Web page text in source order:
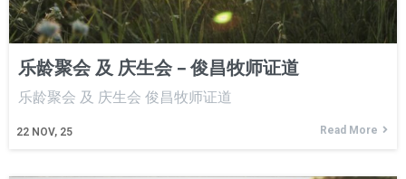
乐龄聚会 及 庆生会 – 俊昌牧师证道
22 NOV, 25
乐龄聚会 及 庆生会 俊昌牧师证道
Read More